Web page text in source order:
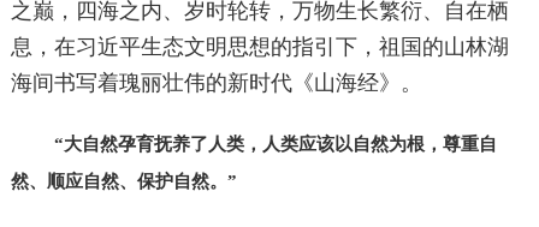
之巅，四海之内、岁时轮转，万物生长繁衍、自在栖
息，在习近平生态文明思想的指引下，祖国的山林湖
海间书写着瑰丽壮伟的新时代《山海经》。
“大自然孕育抚养了人类，人类应该以自然为根，尊重自
然、顺应自然、保护自然。”